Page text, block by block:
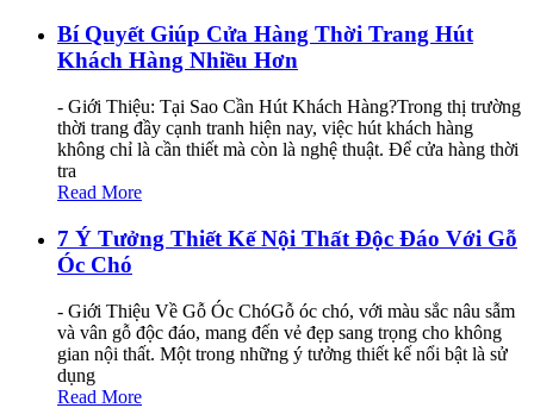
Bí Quyết Giúp Cửa Hàng Thời Trang Hút
Khách Hàng Nhiều Hơn
- Giới Thiệu: Tại Sao Cần Hút Khách Hàng?Trong thị trường
thời trang đầy cạnh tranh hiện nay, việc hút khách hàng
không chỉ là cần thiết mà còn là nghệ thuật. Để cửa hàng thời
tra
Read More
7 Ý Tưởng Thiết Kế Nội Thất Độc Đáo Với Gỗ
Óc Chó
- Giới Thiệu Về Gỗ Óc ChóGỗ óc chó, với màu sắc nâu sẫm
và vân gỗ độc đáo, mang đến vẻ đẹp sang trọng cho không
gian nội thất. Một trong những ý tưởng thiết kế nổi bật là sử
dụng
Read More